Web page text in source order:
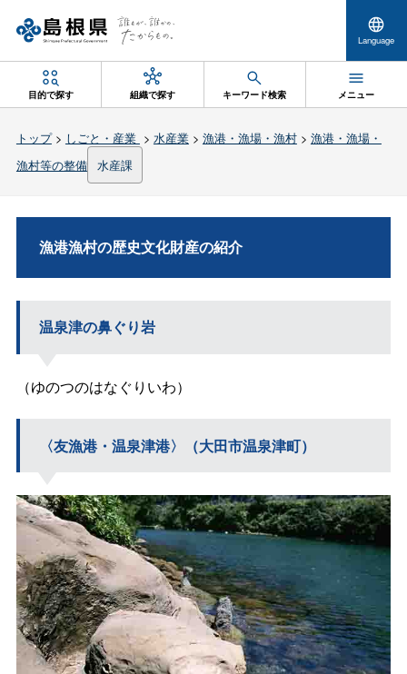
Language
目的で探す 組織で探す キーワード検索 メニュー
トップ> しごと・産業 > 水産業> 漁港・漁場・漁村> 漁港・漁場・
漁村等の整備 水産課
漁港漁村の歴史文化財産の紹介
温泉津の鼻ぐり岩
（ゆのつのはなぐりいわ）
〈友漁港・温泉津港〉（大田市温泉津町）